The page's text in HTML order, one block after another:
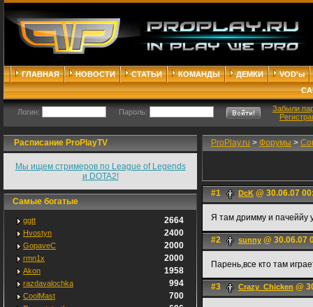
ГЛАВНАЯ НОВОСТИ СТАТЬИ КОМАНДЫ ДЕМКИ
VOD'ы
Логин: Пароль:
Забыли
Расписание ProPlayTV
Мы ищем стримеров по League of Legends
и DOTA2!
Самые богатые
ggtt 2664
Hvostyn 2400
GopaveC 2000
rmn1x 2000
Akon 1958
razdavalochka 994
CoolMast 700
ProPlay.ru > Форумы >
#1 DcK @ 30.06.07
Я там дримму и пачеййу
#2 sunny @ 30.06.07
Парень,все кто там
#3 Crazy_Chicken @